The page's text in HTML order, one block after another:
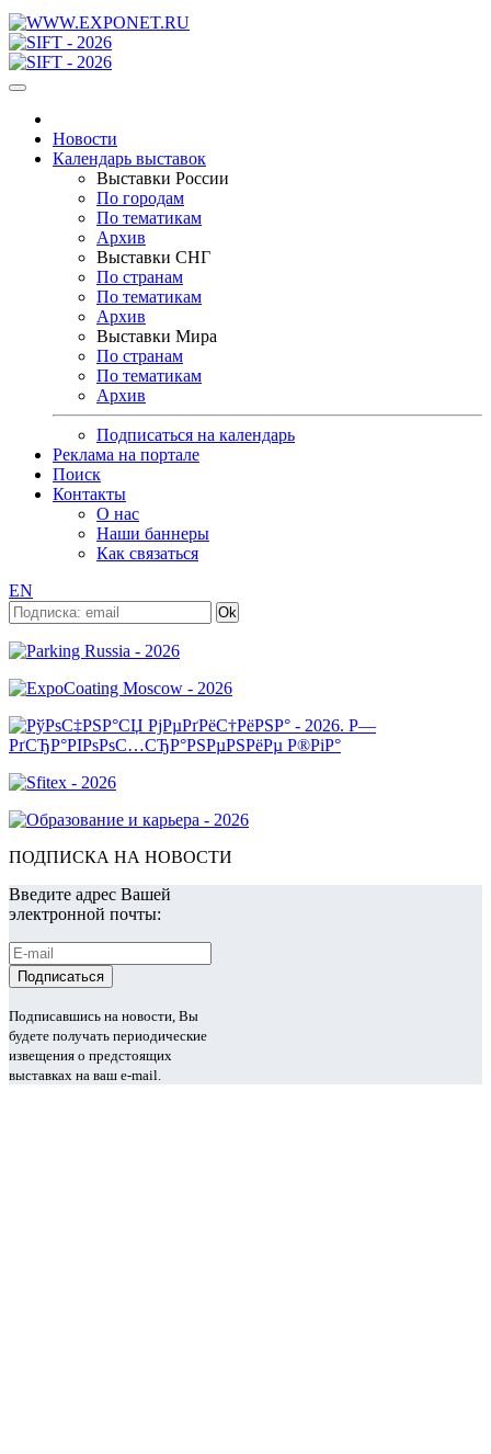
Новости
Календарь выставок
Выставки России
По городам
По тематикам
Архив
Выставки СНГ
По странам
По тематикам
Архив
Выставки Мира
По странам
По тематикам
Архив
Подписаться на календарь
Реклама на портале
Поиск
Контакты
О нас
Наши баннеры
Как связаться
EN
ПОДПИСКА НА НОВОСТИ
Введите адрес Вашей
электронной почты:
Подписавшись на новости, Вы
будете получать периодические
извещения о предстоящих
выставках на ваш e-mail.